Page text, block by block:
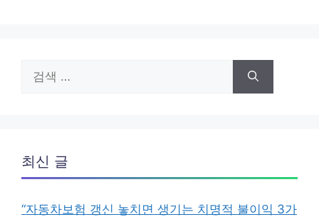
색:
최신 글
“자동차보험 갱신 놓치면 생기는 치명적 불이익 3가